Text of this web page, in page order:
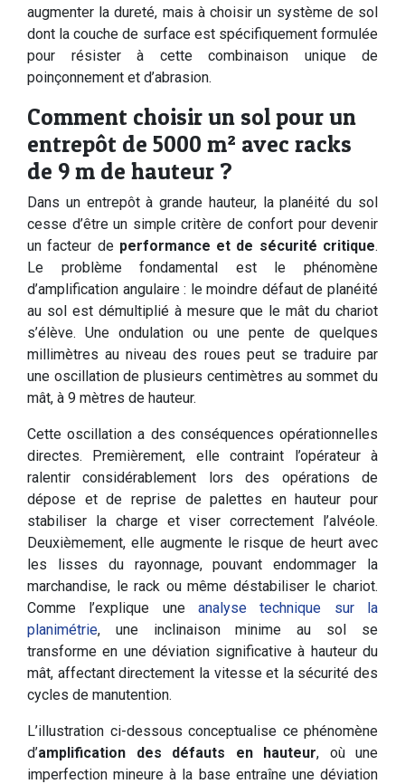
augmenter la dureté, mais à choisir un système de sol
dont la couche de surface est spécifiquement formulée
pour résister à cette combinaison unique de
poinçonnement et d’abrasion.
Comment choisir un sol pour un
entrepôt de 5000 m² avec racks
de 9 m de hauteur ?
Dans un entrepôt à grande hauteur, la planéité du sol
cesse d’être un simple critère de confort pour devenir
un facteur de performance et de sécurité critique.
Le problème fondamental est le phénomène
d’amplification angulaire : le moindre défaut de planéité
au sol est démultiplié à mesure que le mât du chariot
s’élève. Une ondulation ou une pente de quelques
millimètres au niveau des roues peut se traduire par
une oscillation de plusieurs centimètres au sommet du
mât, à 9 mètres de hauteur.
Cette oscillation a des conséquences opérationnelles
directes. Premièrement, elle contraint l’opérateur à
ralentir considérablement lors des opérations de
dépose et de reprise de palettes en hauteur pour
stabiliser la charge et viser correctement l’alvéole.
Deuxièmement, elle augmente le risque de heurt avec
les lisses du rayonnage, pouvant endommager la
marchandise, le rack ou même déstabiliser le chariot.
Comme l’explique une analyse technique sur la
planimétrie, une inclinaison minime au sol se
transforme en une déviation significative à hauteur du
mât, affectant directement la vitesse et la sécurité des
cycles de manutention.
L’illustration ci-dessous conceptualise ce phénomène
d’amplification des défauts en hauteur, où une
imperfection mineure à la base entraîne une déviation